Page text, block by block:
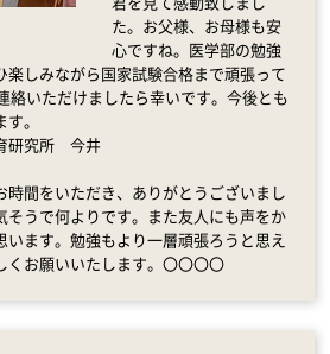
た。お父様、お母様も安
心ですね。医学部の勉強
楽しみながら国家試験合格まで頑張って
絡いただけましたら幸いです。今後とも
。
研究所 今井
間をいただき、ありがとうございまし
そうで何よりです。また友人にも声をか
います。勉強もより一層頑張ろうと思え
くお願いいたします。〇〇〇〇